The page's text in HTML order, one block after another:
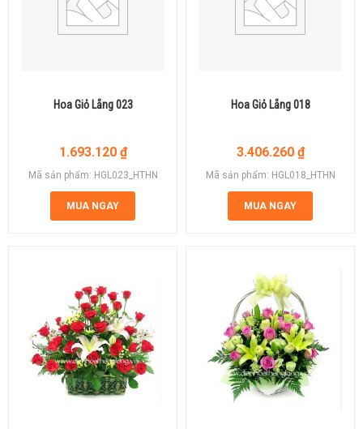
Hoa Giỏ Lẵng 023
1.693.120 ₫
Mã sản phẩm: HGL023_HTHN
MUA NGAY
Hoa Giỏ Lẵng 018
3.406.260 ₫
Mã sản phẩm: HGL018_HTHN
MUA NGAY